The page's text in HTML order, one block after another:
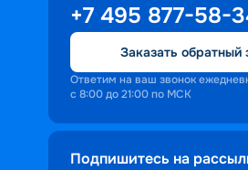
+7 495 877-58-
Заказать обратный
Ответим на ваш звонок
с 8:00 до 21:00 по МСК
Подпишитесь на